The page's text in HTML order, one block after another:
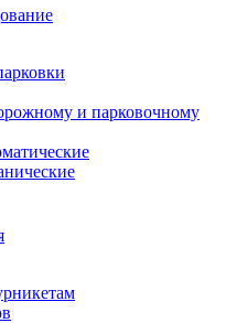
и парковочному